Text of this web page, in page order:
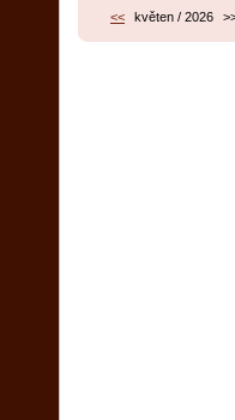
<< květen / 2026